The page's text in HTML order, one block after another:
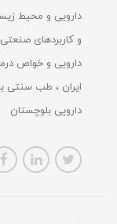
دارویی و محیط
و کاربردهای صنعتی
دارویی و خواص
ایران
طب سنتی
دارویی بلوچستان